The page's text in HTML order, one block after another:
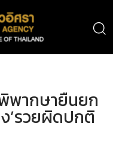
พากษายืนยก
’รวยผิดปกติ